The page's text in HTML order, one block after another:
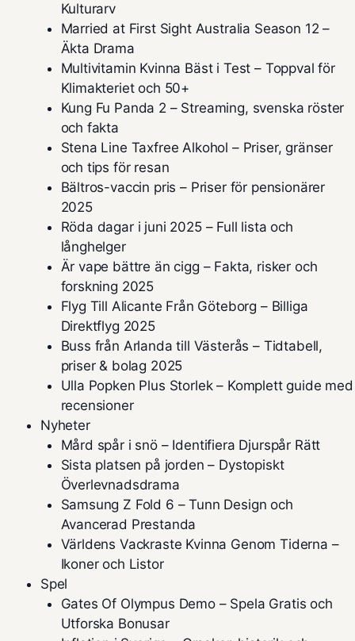
Kulturarv
Married at First Sight Australia Season 12 –
Äkta Drama
Multivitamin Kvinna Bäst i Test – Toppval för
Klimakteriet och 50+
Kung Fu Panda 2 – Streaming, svenska röster
och fakta
Stena Line Taxfree Alkohol – Priser, gränser
och tips för resan
Bältros-vaccin pris – Priser för pensionärer
2025
Röda dagar i juni 2025 – Full lista och
långhelger
Är vape bättre än cigg – Fakta, risker och
forskning 2025
Flyg Till Alicante Från Göteborg – Billiga
Direktflyg 2025
Buss från Arlanda till Västerås – Tidtabell,
priser & bolag 2025
Ulla Popken Plus Storlek – Komplett guide med
recensioner
Nyheter
Mård spår i snö – Identifiera Djurspår Rätt
Sista platsen på jorden – Dystopiskt
Överlevnadsdrama
Samsung Z Fold 6 – Tunn Design och
Avancerad Prestanda
Världens Vackraste Kvinna Genom Tiderna –
Ikoner och Listor
Spel
Gates Of Olympus Demo – Spela Gratis och
Utforska Bonusar